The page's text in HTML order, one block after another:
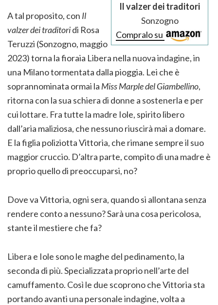
Il valzer dei traditori
Sonzogno
Compralo su
A tal proposito, con Il
valzer dei traditoridi Rosa
Teruzzi (Sonzogno, maggio
2023) torna la fioraia Libera nella nuova indagine, in
una Milano tormentata dalla pioggia. Lei che è
soprannominata ormai la Miss Marple del Giambellino,
ritorna con la sua schiera di donne a sostenerla e per
cui lottare. Fra tutte la madre Iole, spirito libero
dall’aria maliziosa, che nessuno riuscirà mai a domare.
E la figlia poliziotta Vittoria, che rimane sempre il suo
maggior cruccio. D’altra parte, compito di una madre è
proprio quello di preoccuparsi, no?
Dove va Vittoria, ogni sera, quando si allontana senza
rendere conto a nessuno? Sarà una cosa pericolosa,
stante il mestiere che fa?
Libera e Iole sono le maghe del pedinamento, la
seconda di più. Specializzata proprio nell’arte del
camuffamento. Così le due scoprono che Vittoria sta
portando avanti una personale indagine, volta a